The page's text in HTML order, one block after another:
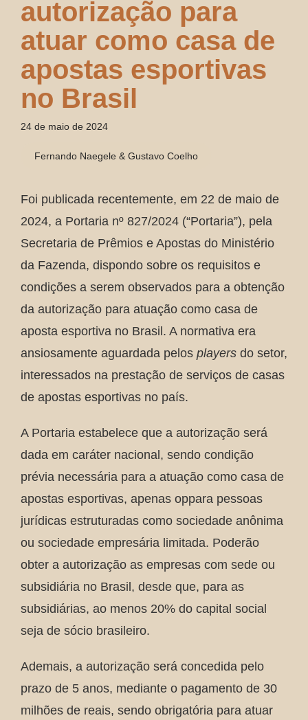
autorização para
atuar como casa de
apostas esportivas
no Brasil
24 de maio de 2024
Fernando Naegele & Gustavo Coelho
Foi publicada recentemente, em 22 de maio de
2024, a Portaria nº 827/2024 (“Portaria”), pela
Secretaria de Prêmios e Apostas do Ministério
da Fazenda, dispondo sobre os requisitos e
condições a serem observados para a obtenção
da autorização para atuação como casa de
aposta esportiva no Brasil. A normativa era
ansiosamente aguardada pelos players do setor,
interessados na prestação de serviços de casas
de apostas esportivas no país.
A Portaria estabelece que a autorização será
dada em caráter nacional, sendo condição
prévia necessária para a atuação como casa de
apostas esportivas, apenas oppara pessoas
jurídicas estruturadas como sociedade anônima
ou sociedade empresária limitada. Poderão
obter a autorização as empresas com sede ou
subsidiária no Brasil, desde que, para as
subsidiárias, ao menos 20% do capital social
seja de sócio brasileiro.
Ademais, a autorização será concedida pelo
prazo de 5 anos, mediante o pagamento de 30
milhões de reais, sendo obrigatória para atuar